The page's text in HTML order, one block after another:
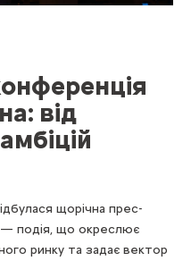
від
щорічна прес-
— подія, що окреслює
ринку та задає вектор